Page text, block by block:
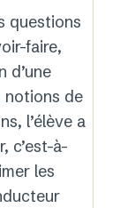
questions
faire,
d’une
notions de
l’élève a
c’est-à-
les